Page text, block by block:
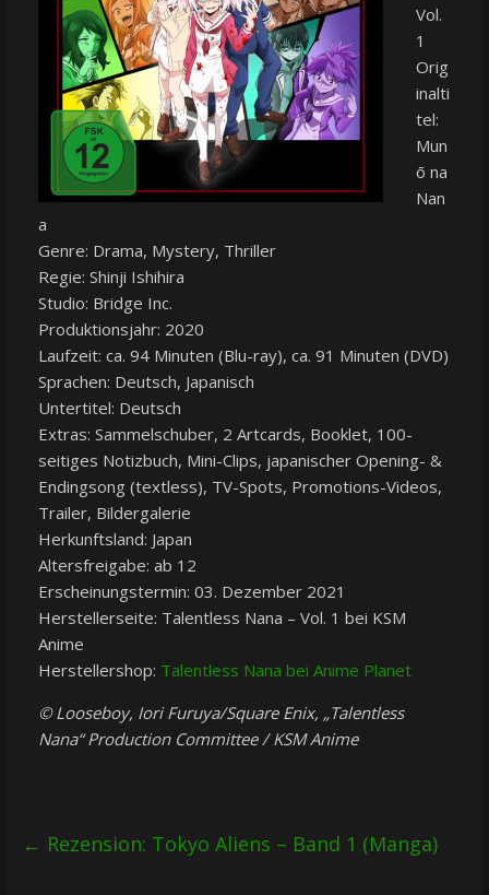
Vol.
1
Orig
inalti
tel:
Mun
ō na
Nan
a
Genre: Drama, Mystery, Thriller
Regie: Shinji Ishihira
Studio: Bridge Inc.
Produktionsjahr: 2020
Laufzeit: ca. 94 Minuten (Blu-ray), ca. 91 Minuten (DVD)
Sprachen: Deutsch, Japanisch
Untertitel: Deutsch
Extras: Sammelschuber, 2 Artcards, Booklet, 100-
seitiges Notizbuch, Mini-Clips, japanischer Opening- &
Endingsong (textless), TV-Spots, Promotions-Videos,
Trailer, Bildergalerie
Herkunftsland: Japan
Altersfreigabe: ab 12
Erscheinungstermin: 03. Dezember 2021
Herstellerseite: Talentless Nana – Vol. 1 bei KSM
Anime
Herstellershop: Talentless Nana bei Anime Planet
© Looseboy, Iori Furuya/Square Enix, „Talentless
Nana“ Production Committee / KSM Anime
← Rezension: Tokyo Aliens – Band 1 (Manga)